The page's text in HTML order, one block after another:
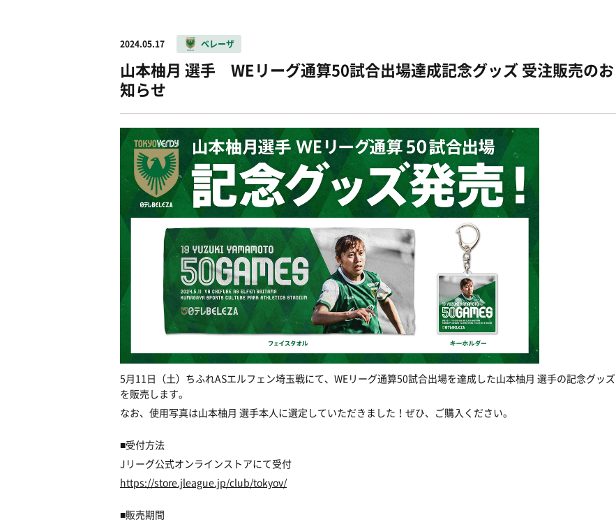
2024.05.17 ベレーザ
山本柚月 選手 WEリーグ通算50試合出場達成記念グッズ 受注販売のお
知らせ
5月11日（土） ちふれASエルフェン埼玉戦にて、WEリーグ通算50試合出場を達成した山本柚月 選手の記念グッズ
を販売します。
なお、使用写真は山本柚月 選手本人に選定していただきました！ ぜひ、ご購入ください。
■受付方法
Jリーグ公式オンラインストアにて受付
https://store.jleague.jp/club/tokyov/
■販売期間